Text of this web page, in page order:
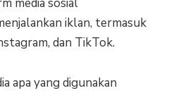
media sosial
iklan, termasuk
dan TikTok.
apa yang digunakan